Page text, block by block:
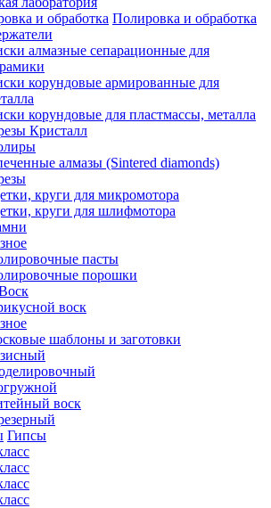
Полировка и обработка
алмазные сепарационные для
корундовые армированные для
корундовые для пластмассы, металла
Кристалл
алмазы (Sintered diamonds)
круги для микромотора
круги для шлифмотора
пасты
порошки
воск
шаблоны и заготовки
воск
Гипсы